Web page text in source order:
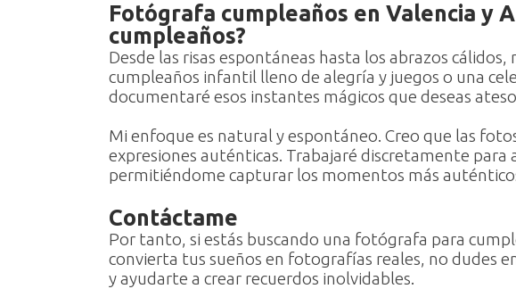
Fotógrafa cumpleaños en Valencia y
cumpleaños?
Desde las risas espontáneas hasta los abrazos
cumpleaños infantil lleno de alegría y juegos o una
documentaré esos instantes mágicos que deseas
Mi enfoque es natural y espontáneo. Creo que las
expresiones auténticas. Trabajaré discretamente
permitiéndome capturar los momentos más
Contáctame
Por tanto, si estás buscando una fotógrafa para
convierta tus sueños en fotografías reales, no dudes
y ayudarte a crear recuerdos inolvidables.